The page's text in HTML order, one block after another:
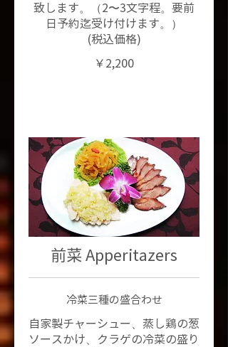
致します。（2〜3文字程。要前
日予約迄受け付けます。）
(税込価格)
￥2,200
前菜 Apperitazers
冷菜三種の盛合わせ
自家製チャーシュー、蒸し鶏の葱
ソースかけ、クラゲの冷菜の盛り